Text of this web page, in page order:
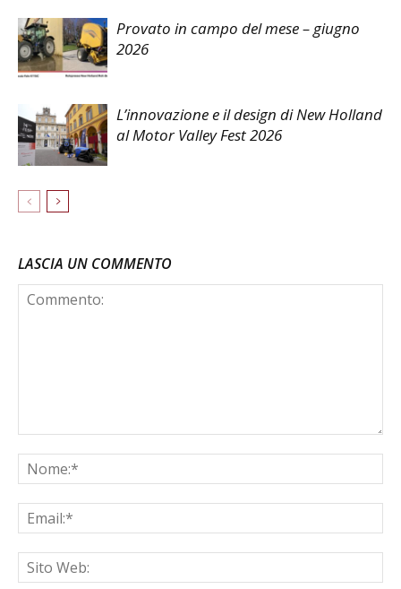
Provato in campo del mese – giugno
2026
L’innovazione e il design di New Holland
al Motor Valley Fest 2026
LASCIA UN COMMENTO